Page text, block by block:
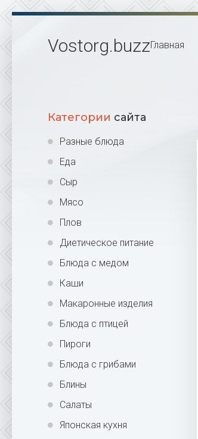
Vostorg.buzzГлавная
Категории сайта
Разные блюда
Еда
Сыр
Мясо
Плов
Диетическое питание
Блюда с медом
Каши
Макаронные изделия
Блюда с птицей
Пироги
Блюда с грибами
Блины
Салаты
Японская кухня